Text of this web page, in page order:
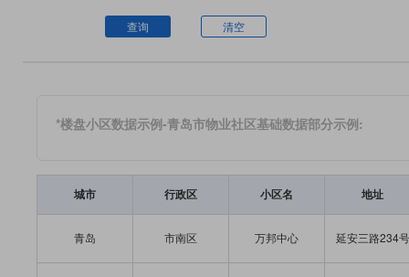
查询 清空
*楼盘小区数据示例-青岛市物业社区基础数据部分示例:
城市 行政区 小区名 地址
青岛 市南区 万邦中心 延安三路234号